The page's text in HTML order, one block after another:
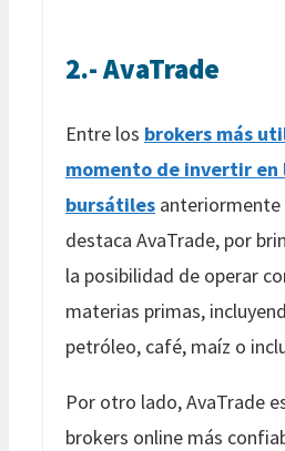
2.- AvaTrade
Entre los brokers más
momento de invertir en
bursátiles anteriormente
destaca AvaTrade, por
la posibilidad de operar
materias primas,
petróleo, café, maíz o
Por otro lado, AvaTrade
brokers online más